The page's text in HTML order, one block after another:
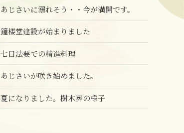
あじさいに溺れそう・・今が満開です。
鐘楼堂建設が始まりました
七日法要での精進料理
あじさいが咲き始めました。
夏になりました。樹木葬の様子